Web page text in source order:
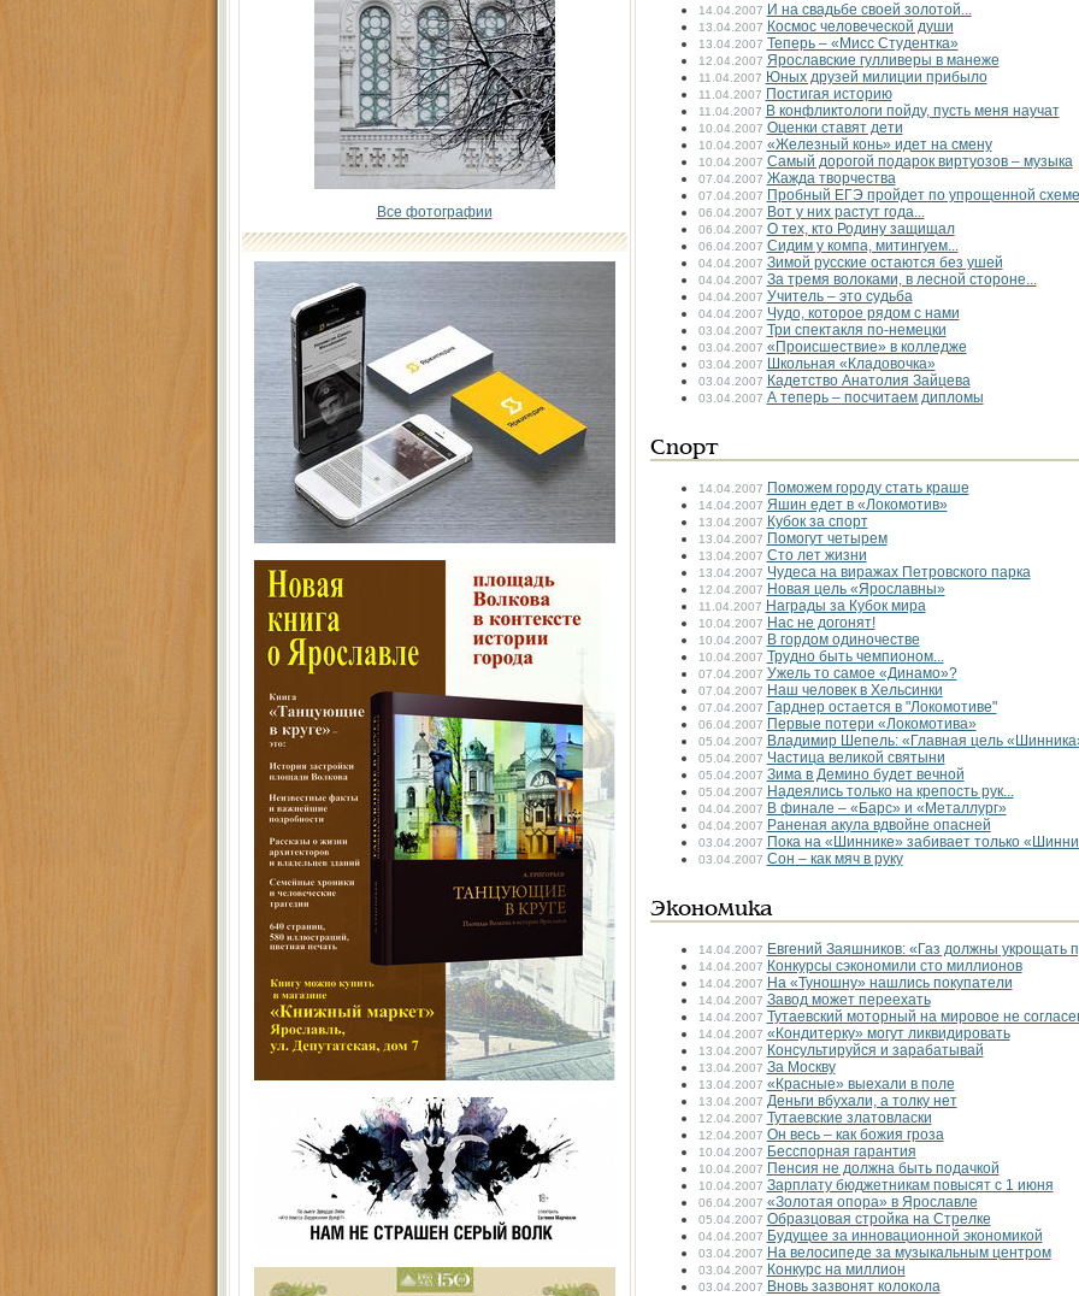
Все фотографии
14.04.2007 И на свадьбе своей золотой...
13.04.2007 Космос человеческой души
13.04.2007 Теперь – «Мисс Студентка»
12.04.2007 Ярославские гулливеры в манеже
11.04.2007 Юных друзей милиции прибыло
11.04.2007 Постигая историю
11.04.2007 В конфликтологи пойду, пусть меня научат
10.04.2007 Оценки ставят дети
10.04.2007 «Железный конь» идет на смену
10.04.2007 Самый дорогой подарок виртуозов – музыка
07.04.2007 Жажда творчества
07.04.2007 Пробный ЕГЭ пройдет по упрощенной схеме
06.04.2007 Вот у них растут года...
06.04.2007 О тех, кто Родину защищал
06.04.2007 Сидим у компа, митингуем...
04.04.2007 Зимой русские остаются без ушей
04.04.2007 За тремя волоками, в лесной стороне...
04.04.2007 Учитель – это судьба
04.04.2007 Чудо, которое рядом с нами
03.04.2007 Три спектакля по-немецки
03.04.2007 «Происшествие» в колледже
03.04.2007 Школьная «Кладовочка»
03.04.2007 Кадетство Анатолия Зайцева
03.04.2007 А теперь – посчитаем дипломы
Спорт
14.04.2007 Поможем городу стать краше
14.04.2007 Яшин едет в «Локомотив»
13.04.2007 Кубок за спорт
13.04.2007 Помогут четырем
13.04.2007 Сто лет жизни
13.04.2007 Чудеса на виражах Петровского парка
12.04.2007 Новая цель «Ярославны»
11.04.2007 Награды за Кубок мира
10.04.2007 Нас не догонят!
10.04.2007 В гордом одиночестве
10.04.2007 Трудно быть чемпионом...
07.04.2007 Ужель то самое «Динамо»?
07.04.2007 Наш человек в Хельсинки
07.04.2007 Гарднер остается в "Локомотиве"
06.04.2007 Первые потери «Локомотива»
05.04.2007 Владимир Шепель: «Главная цель
05.04.2007 Частица великой святыни
05.04.2007 Зима в Демино будет вечной
05.04.2007 Надеялись только на крепость рук...
04.04.2007 В финале – «Барс» и «Металлург»
04.04.2007 Раненая акула вдвойне опасней
03.04.2007 Пока на «Шиннике» забивает только
03.04.2007 Сон – как мяч в руку
Экономика
14.04.2007 Евгений Заяшников: «Газ должны укрощать
14.04.2007 Конкурсы сэкономили сто миллионов
14.04.2007 На «Туношну» нашлись покупатели
14.04.2007 Завод может переехать
14.04.2007 Тутаевский моторный на мировое не
14.04.2007 «Кондитерку» могут ликвидировать
13.04.2007 Консультируйся и зарабатывай
13.04.2007 За Москву
13.04.2007 «Красные» выехали в поле
13.04.2007 Деньги вбухали, а толку нет
12.04.2007 Тутаевские златовласки
12.04.2007 Он весь – как божия гроза
10.04.2007 Бесспорная гарантия
10.04.2007 Пенсия не должна быть подачкой
10.04.2007 Зарплату бюджетникам повысят с 1 июня
06.04.2007 «Золотая опора» в Ярославле
05.04.2007 Образцовая стройка на Стрелке
04.04.2007 Будущее за инновационной экономикой
03.04.2007 На велосипеде за музыкальным центром
03.04.2007 Конкурс на миллион
03.04.2007 Вновь зазвонят колокола